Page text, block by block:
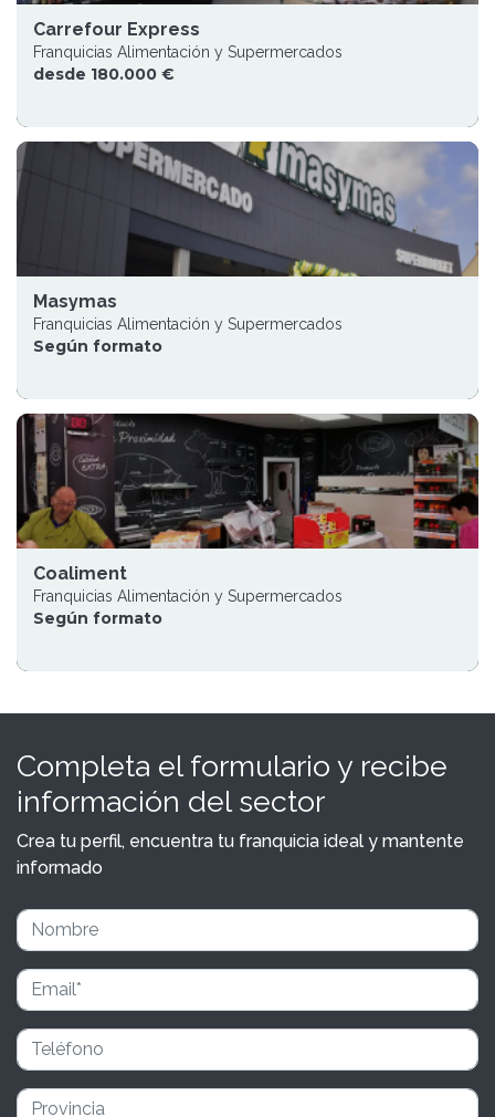
Carrefour Express
Franquicias Alimentación y Supermercados
desde 180.000 €
Masymas
Franquicias Alimentación y Supermercados
Según formato
Coaliment
Franquicias Alimentación y Supermercados
Según formato
Completa el formulario y recibe
información del sector
Crea tu perfil, encuentra tu franquicia ideal y mantente
informado